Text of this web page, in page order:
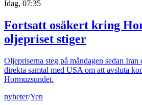
Idag, 07:35
Fortsatt osäkert kring
oljepriset stiger
Oljepriserna steg på måndagen sedan Iran
direkta samtal med USA om att avsluta
Hormuzsundet.
nyheter/Yen